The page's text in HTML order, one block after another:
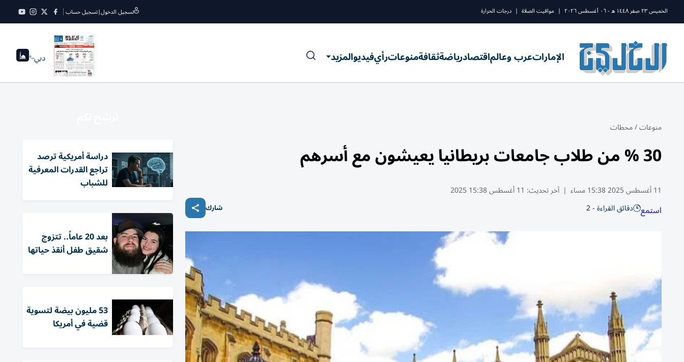
الخميس ٢٣ صفر ١٤٤٨ ه - ٠٦ أغسطس ٢٠٢٦ | مواقيت الصلاة | درجات الحرارة تسجيل الدخول|تسجيل حساب
الإماراتعرب وعالماقتصادرياضةثقافةمنوعاترأيفيديوالمزيد دبي--°
منوعات/محطات
30 % من طلاب جامعات بريطانيا يعيشون مع أسرهم
11 أغسطس 2025 15:38 مساء | آخر تحديث: 11 أغسطس 15:38 2025
استمع دقائق القراءة - 2 شارك
دراسة أمريكية ترصد
تراجع القدرات المعرفية
للشباب
بعد 20 عاماً.. تتزوج
شقيق طفل أنقذ حياتها
53 مليون بيضة لتسوية
قضية في أمريكا